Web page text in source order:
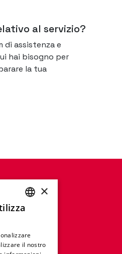
al servizio?
di assistenza e
hai bisogno per
la tua
GERMAN
×
il nostro